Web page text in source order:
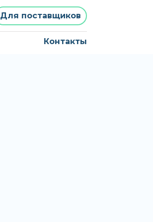
Для поставщиков
Контакты